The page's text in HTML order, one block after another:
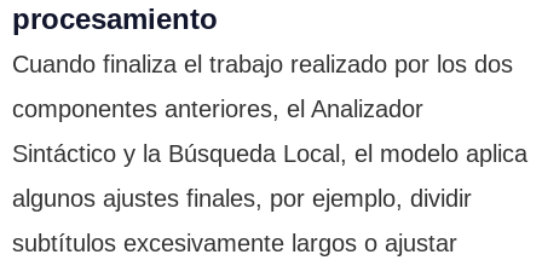
procesamiento
Cuando finaliza el trabajo realizado por los dos
componentes anteriores, el Analizador
Sintáctico y la Búsqueda Local, el modelo aplica
algunos ajustes finales, por ejemplo, dividir
subtítulos excesivamente largos o ajustar